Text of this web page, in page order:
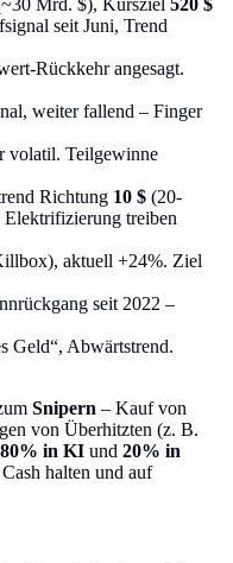
Mrd. $), Kursziel 520 $
seit Juni, Trend
Rückkehr angesagt.
weiter fallend – Finger
volatil. Teilgewinne
Richtung 10 $ (20-
Elektrifizierung treiben
aktuell +24%. Ziel
seit 2022 –
Geld“, Abwärtstrend.
Snipern – Kauf von
von Überhitzten (z. B.
80% in KI und 20% in
halten und auf